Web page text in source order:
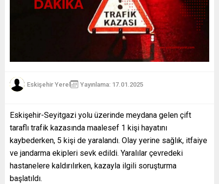
Eskişehir Yerel Yayınlama: 17.01.2025
Eskişehir-Seyitgazi yolu üzerinde meydana gelen çift
taraflı trafik kazasında maalesef 1 kişi hayatını
kaybederken, 5 kişi de yaralandı. Olay yerine sağlık, itfaiye
ve jandarma ekipleri sevk edildi. Yaralılar çevredeki
hastanelere kaldırılırken, kazayla ilgili soruşturma
başlatıldı.